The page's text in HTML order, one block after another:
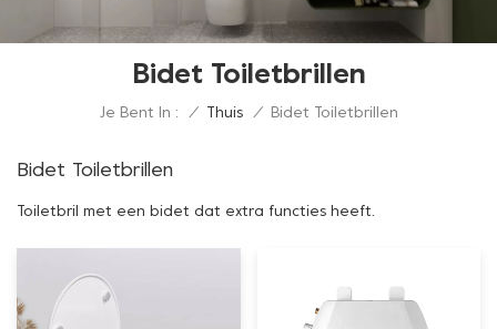
Bidet Toiletbrillen
Je Bent In : / Thuis / Bidet Toiletbrillen
Bidet Toiletbrillen
Toiletbril met een bidet dat extra functies heeft.